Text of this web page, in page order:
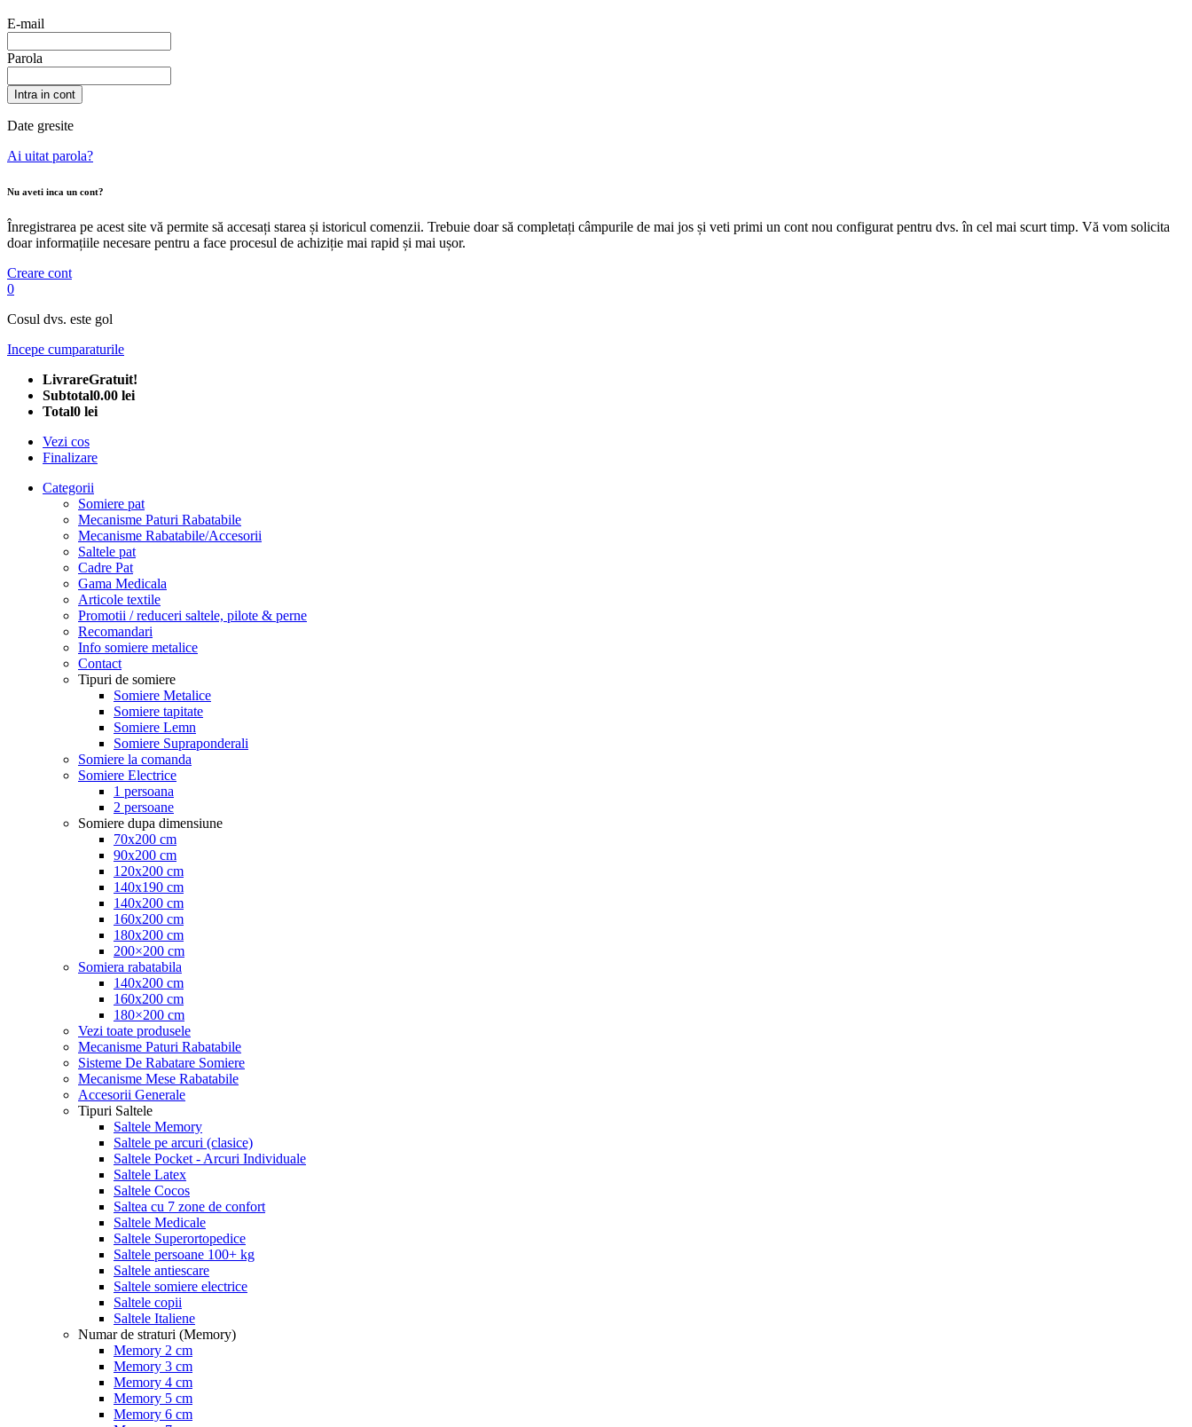
E-mail
Parola
Intra in cont
Date gresite
Ai uitat parola?
Nu aveti inca un cont?
Înregistrarea pe acest site vă permite să accesați starea și istoricul comenzii. Trebuie doar să completați câmpurile de mai jos și veti primi un cont nou configurat pentru dvs. în cel mai scurt timp. Vă vom solicita
doar informațiile necesare pentru a face procesul de achiziție mai rapid și mai ușor.
Creare cont
0
Cosul dvs. este gol
Incepe cumparaturile
LivrareGratuit!
Subtotal0.00 lei
Total0 lei
Vezi cos
Finalizare
Categorii
Somiere pat
Mecanisme Paturi Rabatabile
Mecanisme Rabatabile/Accesorii
Saltele pat
Cadre Pat
Gama Medicala
Articole textile
Promotii / reduceri saltele, pilote & perne
Recomandari
Info somiere metalice
Contact
Tipuri de somiere
Somiere Metalice
Somiere tapitate
Somiere Lemn
Somiere Supraponderali
Somiere la comanda
Somiere Electrice
1 persoana
2 persoane
Somiere dupa dimensiune
70x200 cm
90x200 cm
120x200 cm
140x190 cm
140x200 cm
160x200 cm
180x200 cm
200×200 cm
Somiera rabatabila
140x200 cm
160x200 cm
180×200 cm
Vezi toate produsele
Mecanisme Paturi Rabatabile
Sisteme De Rabatare Somiere
Mecanisme Mese Rabatabile
Accesorii Generale
Tipuri Saltele
Saltele Memory
Saltele pe arcuri (clasice)
Saltele Pocket - Arcuri Individuale
Saltele Latex
Saltele Cocos
Saltea cu 7 zone de confort
Saltele Medicale
Saltele Superortopedice
Saltele persoane 100+ kg
Saltele antiescare
Saltele somiere electrice
Saltele copii
Saltele Italiene
Numar de straturi (Memory)
Memory 2 cm
Memory 3 cm
Memory 4 cm
Memory 5 cm
Memory 6 cm